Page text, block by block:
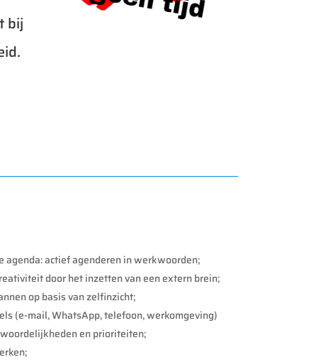
bij
agenda: actief agenderen in werkwoorden;
door het inzetten van een extern brein;
op basis van zelfinzicht;
(e-mail, WhatsApp, telefoon, werkomgeving)
en prioriteiten;